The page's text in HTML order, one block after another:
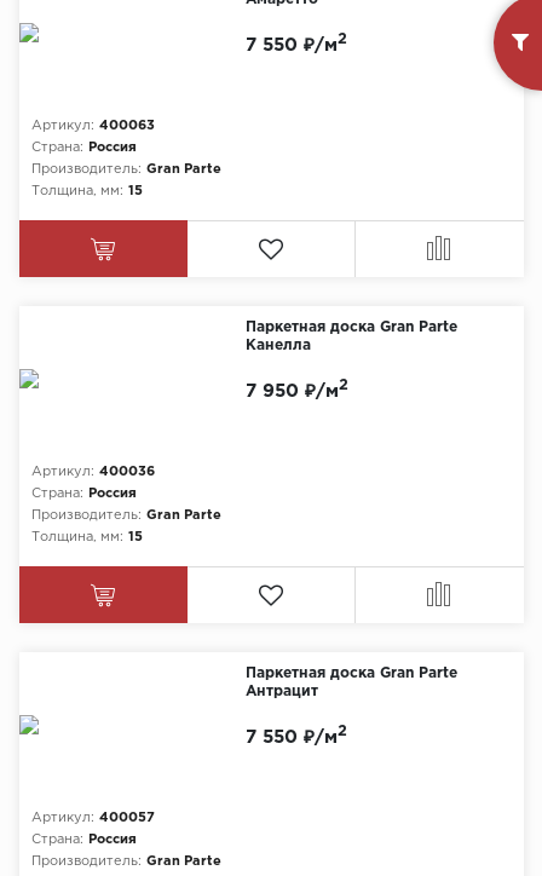
Артикул: 400063
Страна:
Россия
Производитель: Gran Parte
Толщина, мм: 15
7 550 ₽/м2
Паркетная доска Gran Parte
Канелла
Артикул: 400036
Страна:
Россия
Производитель: Gran Parte
Толщина, мм: 15
7 950 ₽/м2
Паркетная доска Gran Parte
Антрацит
Артикул: 400057
Страна:
Россия
Производитель: Gran Parte
7 550 ₽/м2